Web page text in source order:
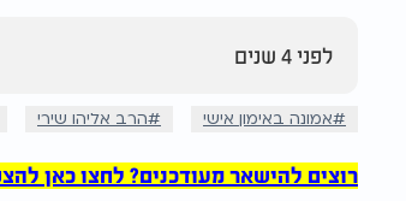
לפני 4 שנים
אמונה באימון אישי הרב אליהו שירי
רוצים להישאר מעודכנים? לחצו כאן